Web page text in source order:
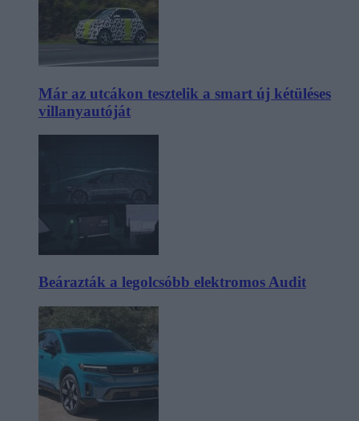
Már az utcákon tesztelik a smart új kétüléses
villanyautóját
Beárazták a legolcsóbb elektromos Audit